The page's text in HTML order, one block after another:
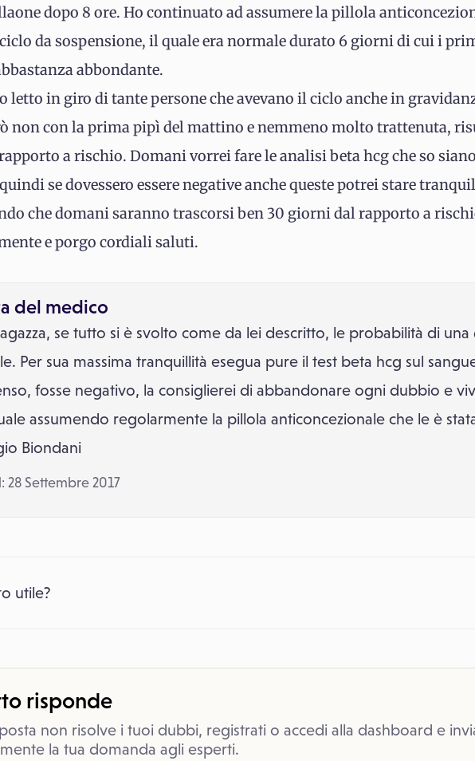
dopo 8 ore. Ho continuato ad assumere la pillola
da sospensione, il quale era normale durato 6 giorni di cui i
abbondante.
letto in giro di tante persone che avevano il ciclo anche in
non con la prima pipì del mattino e nemmeno molto trattenuta,
a rischio. Domani vorrei fare le analisi beta hcg che so
se dovessero essere negative anche queste potrei stare
che domani saranno trascorsi ben 30 giorni dal rapporto a
e porgo cordiali saluti.
del medico
se tutto si è svolto come da lei descritto, le probabilità di
Per sua massima tranquillità esegua pure il test beta hcg sul
fosse negativo, la consiglierei di abbandonare ogni dubbio e
assumendo regolarmente la pillola anticoncezionale che le è
Biondani
28 Settembre 2017
utile?
risponde
non risolve i tuoi dubbi, registrati o accedi alla dashboard e
la tua domanda agli esperti.